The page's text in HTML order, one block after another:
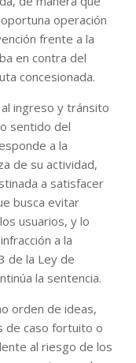
operación
frente a la
en contra del
concesionada.
ingreso y tránsito
sentido del
a la
de su actividad,
a satisfacer
busca evitar
usuarios, y lo
a la
de la Ley de
la sentencia.
orden de ideas,
de caso fortuito o
al riesgo de los